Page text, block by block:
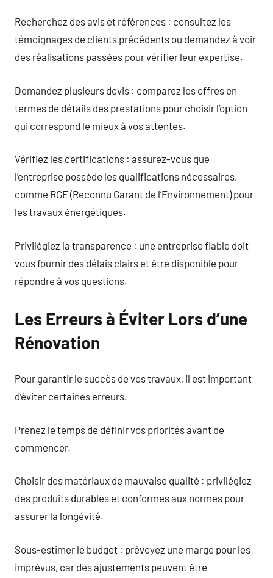
Recherchez des avis et références : consultez les
témoignages de clients précédents ou demandez à voir
des réalisations passées pour vérifier leur expertise.
Demandez plusieurs devis : comparez les offres en
termes de détails des prestations pour choisir l’option
qui correspond le mieux à vos attentes.
Vérifiez les certifications : assurez-vous que
l’entreprise possède les qualifications nécessaires,
comme RGE (Reconnu Garant de l’Environnement) pour
les travaux énergétiques.
Privilégiez la transparence : une entreprise fiable doit
vous fournir des délais clairs et être disponible pour
répondre à vos questions.
Les Erreurs à Éviter Lors d’une
Rénovation
Pour garantir le succès de vos travaux, il est important
d’éviter certaines erreurs.
Prenez le temps de définir vos priorités avant de
commencer.
Choisir des matériaux de mauvaise qualité : privilégiez
des produits durables et conformes aux normes pour
assurer la longévité.
Sous-estimer le budget : prévoyez une marge pour les
imprévus, car des ajustements peuvent être